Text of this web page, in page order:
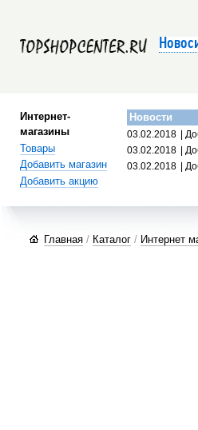
Интернет-
магазины
Товары
Добавить магазин
Добавить акцию
Новости
03.02.2018 |
03.02.2018
|
03.02.2018
|
Главная / Каталог / Интернет